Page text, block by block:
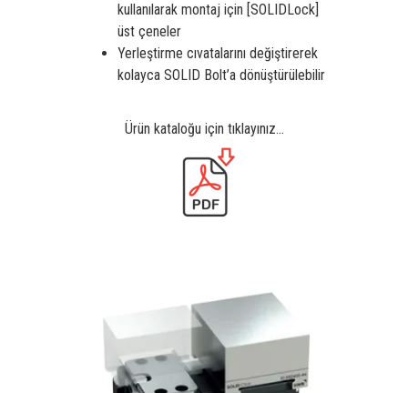
kullanılarak montaj için [SOLIDLock]
üst çeneler
Yerleştirme cıvatalarını değiştirerek
kolayca SOLID Bolt’a dönüştürülebilir
Ürün kataloğu için tıklayınız…